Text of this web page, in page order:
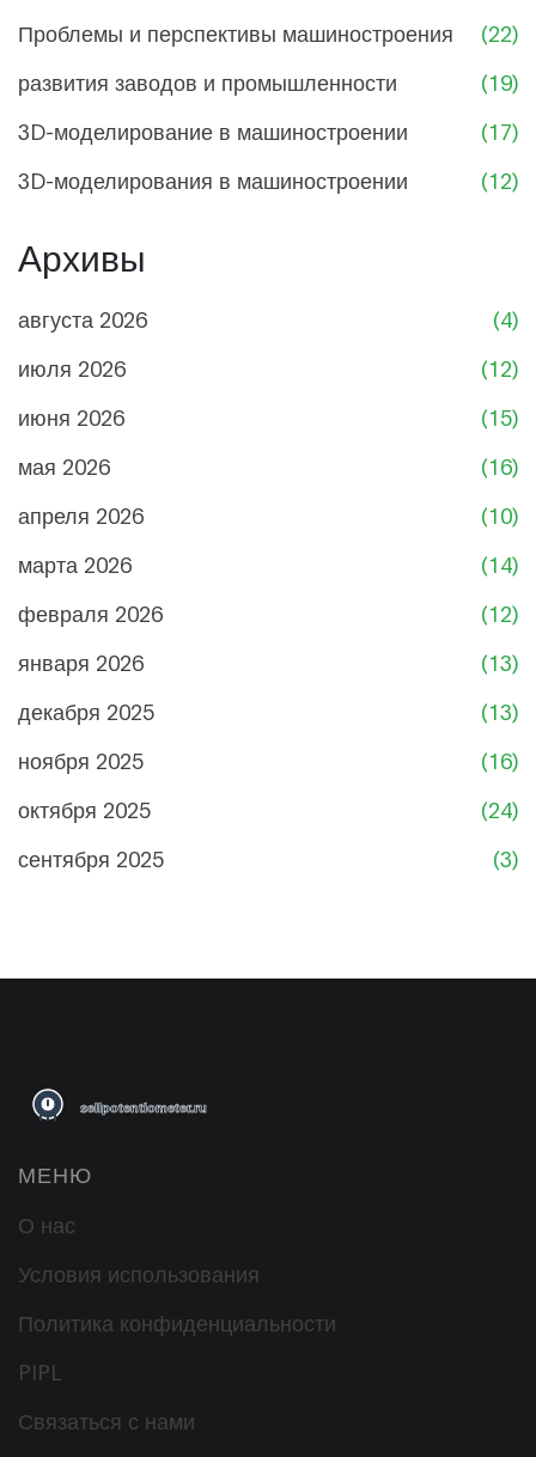
Проблемы и перспективы машиностроения
(22)
развития заводов и промышленности
(19)
3D-моделирование в машиностроении
(17)
3D-моделирования в машиностроении
(12)
Архивы
августа 2026
(4)
июля 2026
(12)
июня 2026
(15)
мая 2026
(16)
апреля 2026
(10)
марта 2026
(14)
февраля 2026
(12)
января 2026
(13)
декабря 2025
(13)
ноября 2025
(16)
октября 2025
(24)
сентября 2025
(3)
МЕНЮ
О нас
Условия использования
Политика конфиденциальности
PIPL
Связаться с нами